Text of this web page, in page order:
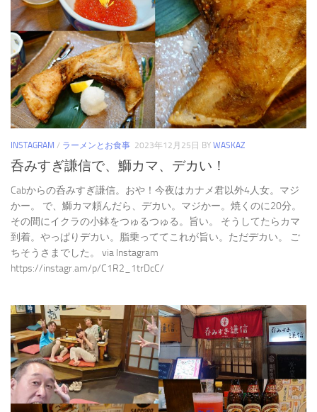
INSTAGRAM / ラーメンとお食事 2023年12月25日 BY WASKAZ
呑みすぎ謙信で、鰤カマ、デカい！
Cabからの呑みすぎ謙信。おや！今夜はカナメ君以外4人女。マジ
かー。 で、鰤カマ頼んだら、デカい。マジかー。焼くのに20分。
その間にイクラの小鉢をつゅるつゅる。旨い。 そうしてたらカマ
到着。やっぱりデカい。脂乗っててこれが旨い。ただデカい。 ご
ちそうさまでした。 via Instagram
https://instagr.am/p/C1R2_1trDcC/